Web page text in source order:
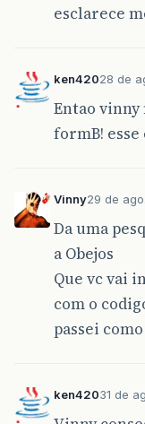
esclarece
ken42028 de
Entao vinny
formB! esse
Vinny29 de
Da uma
a Obejos
Que vc vai
com o
passei
ken42031 de